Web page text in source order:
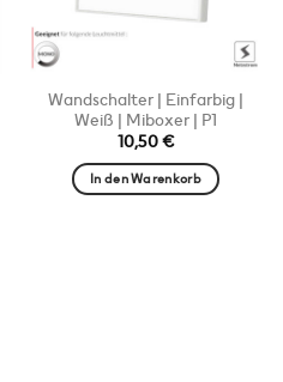
Wandschalter | Einfarbig |
Weiß | Miboxer | P1
10,50€
In den Warenkorb